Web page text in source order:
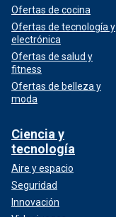
Ofertas de cocina
Ofertas de tecnología y
electrónica
Ofertas de salud y
fitness
Ofertas de belleza y
moda
Ciencia y
tecnología
Aire y espacio
Seguridad
Innovación